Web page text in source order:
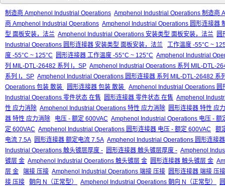
制造商 Amphenol Industrial Operations Amphenol Industrial Operations 制造商
商 Amphenol Industrial Operations Amphenol Industrial Operations 圆形连接器
型 面板安装，法兰 Amphenol Industrial Operations 安装类型 面板安装，法兰 圆
Industrial Operations 圆形连接器 安装类型 面板安装，法兰
工作温度 -55°C ~
度 -55°C ~ 125°C
圆形连接器 工作温度 -55°C ~ 125°C Amphenol Industrial
列 MIL-DTL-26482 系列 I，SP Amphenol Industrial Operations 系列 MIL-DTL-
系列 I，SP Amphenol Industrial Operations 圆形连接器 系列 MIL-DTL-26482 系
Operations 包装 散装
圆形连接器 包装 散装
Amphenol Industrial Operations 圆
Industrial Operations 零件状态 在售
圆形连接器 零件状态 在售 Amphenol
性 应力消除 Amphenol Industrial Operations 特性 应力消除 圆形连接器 特性 应
器 特性 应力消除
电压 - 额定 600VAC Amphenol Industrial Operations 电压 - 额
定 600VAC Amphenol Industrial Operations 圆形连接器 电压 - 额定 600VAC
额
电流 7.5A 圆形连接器 额定电流 7.5A Amphenol Industrial Operations 圆形连接
Industrial Operations 触头镀层厚度 - 圆形连接器 触头镀层厚度 - Amphenol
镀层 金 Amphenol Industrial Operations 触头镀层 金 圆形连接器 触头镀层 金
层 金
端接 压接 Amphenol Industrial Operations 端接 压接 圆形连接器 端接 压接
接 压接
朝向 N（正常型） Amphenol Industrial Operations 朝向 N（正常型）